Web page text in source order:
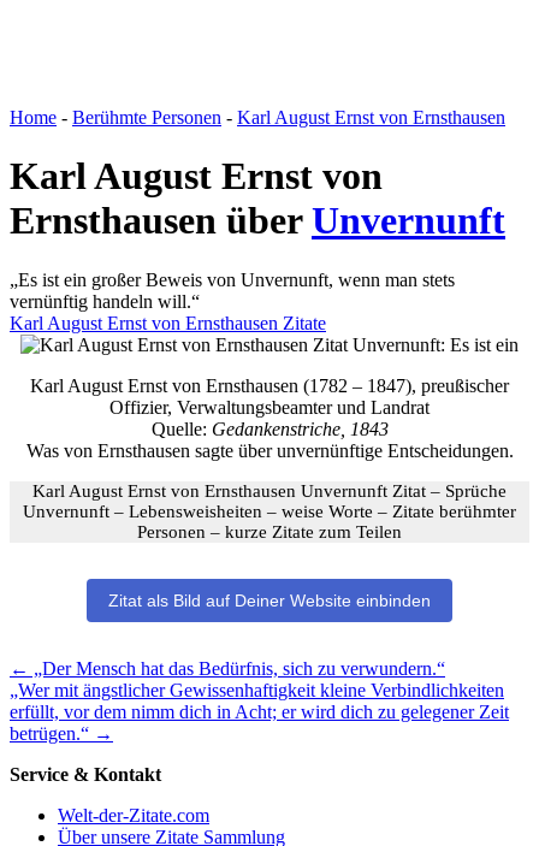
WELT DER ZITATE
Home - Berühmte Personen - Karl August Ernst von Ernsthausen
Karl August Ernst von
Ernsthausen überUnvernunft
„Es ist ein großer Beweis von Unvernunft, wenn man stets
vernünftig handeln will.“
Karl August Ernst von Ernsthausen Zitate
Karl August Ernst von Ernsthausen (1782 – 1847), preußischer
Offizier, Verwaltungsbeamter und Landrat
Quelle: Gedankenstriche, 1843
Was von Ernsthausen sagte über unvernünftige Entscheidungen.
Karl August Ernst von Ernsthausen Unvernunft Zitat – Sprüche
Unvernunft – Lebensweisheiten – weise Worte – Zitate berühmter
Personen – kurze Zitate zum Teilen
Zitat als Bild auf Deiner Website einbinden
Weitere
inspirierende
Zitate
zum
Nachdenken
← „Der Mensch hat das Bedürfnis, sich zu verwundern.“
„Wer mit ängstlicher Gewissenhaftigkeit kleine Verbindlichkeiten
erfüllt, vor dem nimm dich in Acht; er wird dich zu gelegener Zeit
betrügen.“ →
Service & Kontakt
Welt-der-Zitate.com
Über unsere Zitate Sammlung